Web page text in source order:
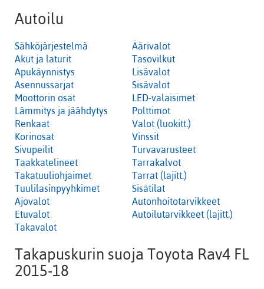
Autoilu
Sähköjärjestelmä
Akut ja laturit
Apukäynnistys
Asennussarjat
Moottorin osat
Lämmitys ja jäähdytys
Renkaat
Korinosat
Sivupeilit
Taakkatelineet
Takatuuliohjaimet
Tuulilasinpyyhkimet
Ajovalot
Etuvalot
Takavalot
Äärivalot
Tasovilkut
Lisävalot
Sisävalot
LED-valaisimet
Polttimot
Valot (luokitt.)
Vinssit
Turvavarusteet
Tarrakalvot
Tarrat (lajitt.)
Sisätilat
Autonhoitotarvikkeet
Autoilutarvikkeet (lajitt.)
Takapuskurin suoja Toyota Rav4 FL
2015-18